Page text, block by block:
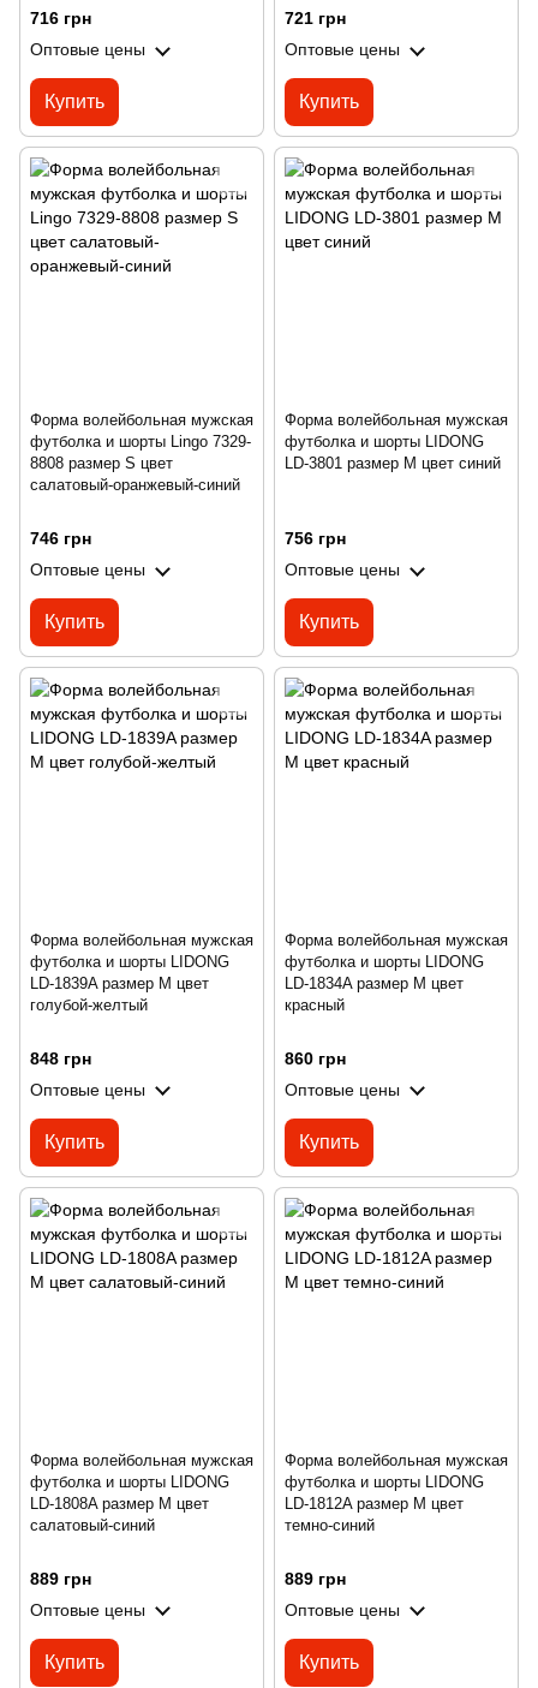
716 грн
Оптовые цены
Купить
721 грн
Оптовые цены
Купить
Форма волейбольная мужская
футболка и шорты Lingo 7329-
8808 размер S цвет
салатовый-оранжевый-синий
746 грн
Оптовые цены
Купить
Форма волейбольная мужская
футболка и шорты LIDONG
LD-3801 размер M цвет синий
756 грн
Оптовые цены
Купить
Форма волейбольная мужская
футболка и шорты LIDONG
LD-1839A размер M цвет
голубой-желтый
848 грн
Оптовые цены
Купить
Форма волейбольная мужская
футболка и шорты LIDONG
LD-1834A размер M цвет
красный
860 грн
Оптовые цены
Купить
Форма волейбольная мужская
футболка и шорты LIDONG
LD-1808A размер M цвет
салатовый-синий
889 грн
Оптовые цены
Купить
Форма волейбольная мужская
футболка и шорты LIDONG
LD-1812A размер M цвет
темно-синий
889 грн
Оптовые цены
Купить